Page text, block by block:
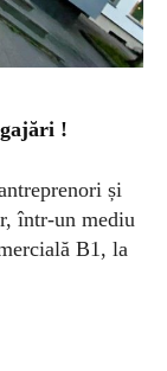
!
și
într-un mediu
B1, la